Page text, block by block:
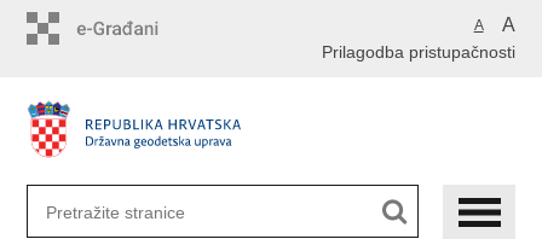
A A
Prilagodba pristupačnosti